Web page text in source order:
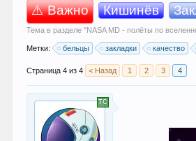
⚠️ Важно Кишинёв
Тема в разделе "NASA MD - полёты по
Метки: бельцы закладки качество
Страница 4 из 4 < Назад 1 2 3 4